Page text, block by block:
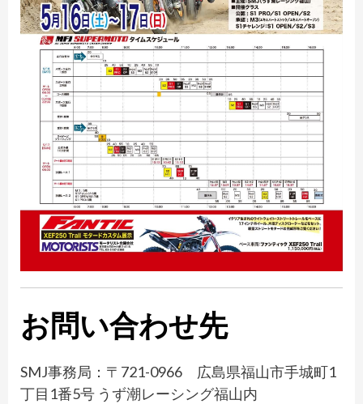
お問い合わせ先
SMJ事務局：〒721-0966 広島県福山市手城町1
丁目1番5号 うず潮レーシング福山内